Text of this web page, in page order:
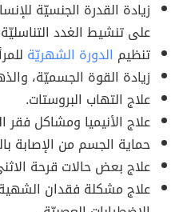
زيادة القدرة الجنسيّة
على تنشيط الغدد
تنظيم الدورة الشهريّة
زيادة القوة الجسميّة،
علاج التهاب البروستات.
علاج الأنيميا ومشاكل فقر
حماية الجسم من الإصابة
علاج بعض حالات قرحة
علاج مشكلة فقدان